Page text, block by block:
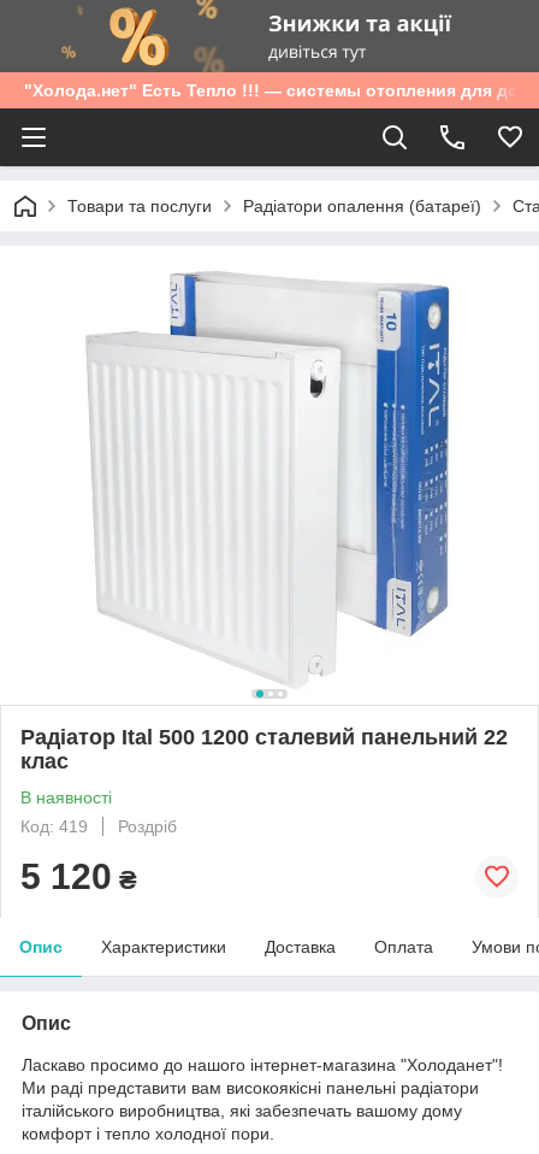
"Холода.нет" Есть Тепло !!! — системы отопления для дома
Товари та послуги Радіатори опалення (батареї)
Радіатор Ital 500 1200 сталевий панельний 22
клас
В наявності
Код: 419
Роздріб
5 120 ₴
Опис Характеристики Доставка Оплата Умови
Опис
Ласкаво просимо до нашого інтернет-магазина "Холоданет"!
Ми раді представити вам високоякісні панельні радіатори
італійського виробництва, які забезпечать вашому дому
комфорт і тепло холодної пори.